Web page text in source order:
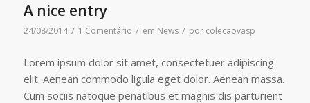
A nice entry
24/08/2014 / 1 Comentário / em News / por colecaovasp
Lorem ipsum dolor sit amet, consectetuer adipiscing
elit. Aenean commodo ligula eget dolor. Aenean massa.
Cum sociis natoque penatibus et magnis dis parturient